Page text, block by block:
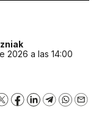
2026 a las 14:00
X Facebook
LinkedInTelegram